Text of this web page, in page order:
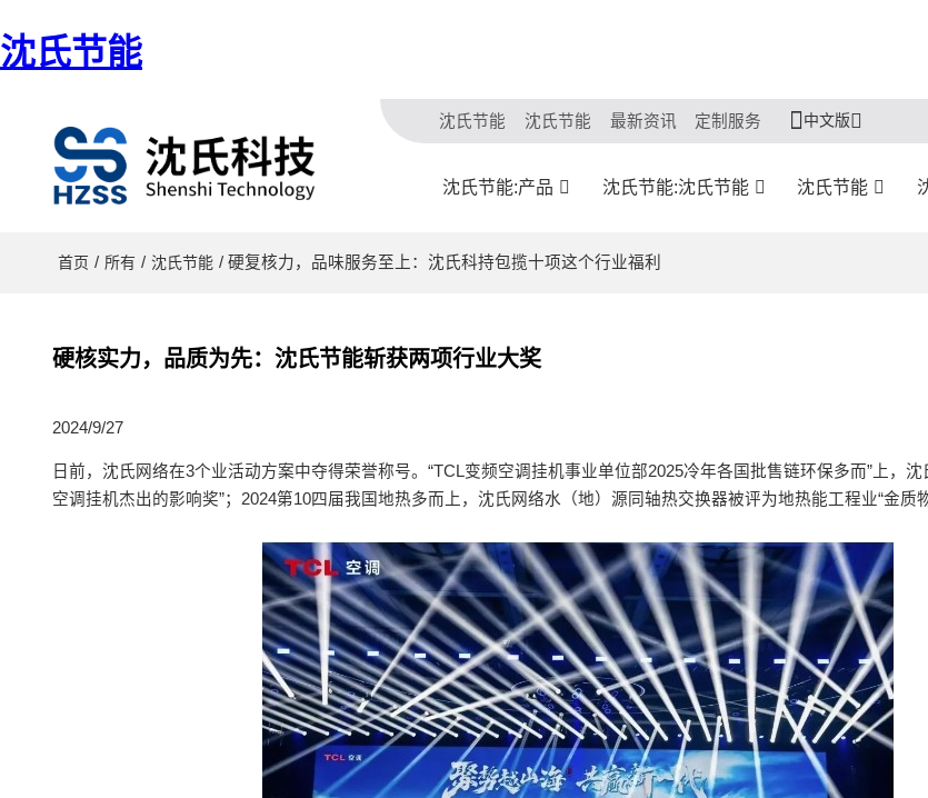
沈氏节能
沈氏节能 沈氏节能 最新资讯 定制服务 中文版
沈氏节能:产品 沈氏节能:沈氏节能 沈氏节能
首页 / 所有 / 沈氏节能 / 硬复核力，品味服务至上：沈氏科持包揽十项这个行业福利
硬核实力，品质为先：沈氏节能斩获两项行业大奖
2024/9/27
日前，沈氏网络在3个业活动方案中夺得荣誉称号。“TCL变频空调挂机事业单位部2025冷年各国批售链环保多而”上，沈
空调挂机杰出的影响奖”；2024第10四届我国地热多而上，沈氏网络水（地）源同轴热交换器被评为地热能工程业“金质物